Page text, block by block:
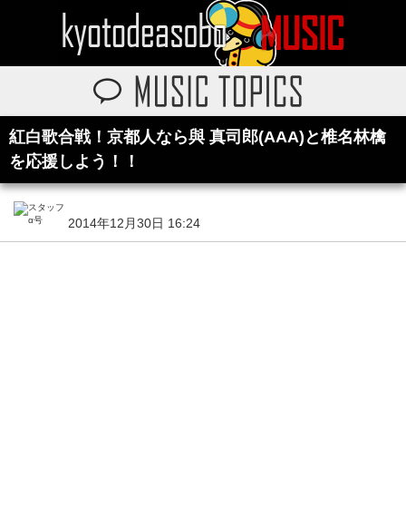
紅白歌合戦！京都人なら與 真司郎(AAA)と椎名林檎
を応援しよう！！
2014年12月30日 16:24